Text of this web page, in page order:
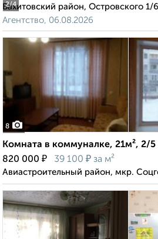
2/4
Вахитовский район, Островского 1/6
Агентство, 06.08.2026
8
Комната в коммуналке, 21м², 2/5
820 000 ₽ 39 100 ₽ за м²
Авиастроительный район, мкр.